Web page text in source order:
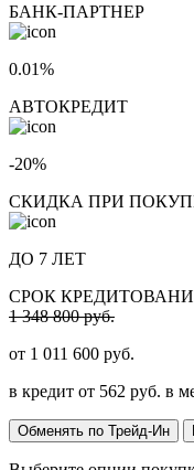
БАНК-ПАРТНЕР
0.01%
АВТОКРЕДИТ
-20%
СКИДКА ПРИ
ДО 7 ЛЕТ
СРОК
1 348 800 руб.
от 1 011 600 руб.
в кредит от 562 руб. в
Обменять по Трейд-Ин